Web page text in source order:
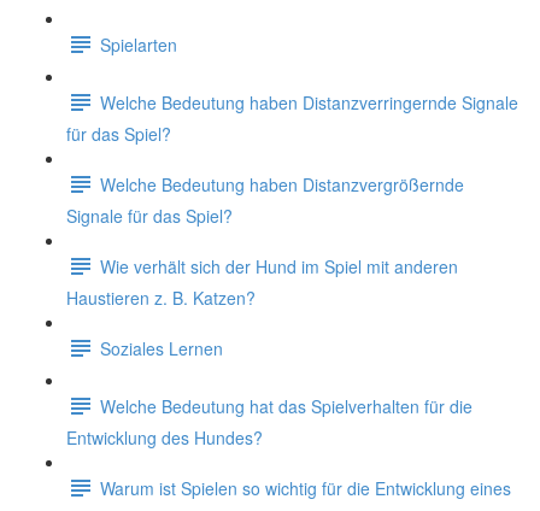
Spielarten
Welche Bedeutung haben Distanzverringernde Signale
für das Spiel?
Welche Bedeutung haben Distanzvergrößernde
Signale für das Spiel?
Wie verhält sich der Hund im Spiel mit anderen
Haustieren z. B. Katzen?
Soziales Lernen
Welche Bedeutung hat das Spielverhalten für die
Entwicklung des Hundes?
Warum ist Spielen so wichtig für die Entwicklung eines